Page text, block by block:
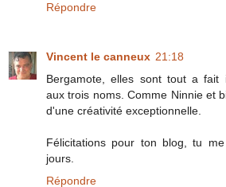
Répondre
Vincent le canneux 21:18
Bergamote, elles sont tout a fait
aux trois noms. Comme Ninnie et
d'une créativité exceptionnelle.
Félicitations pour ton blog, tu
jours.
Répondre